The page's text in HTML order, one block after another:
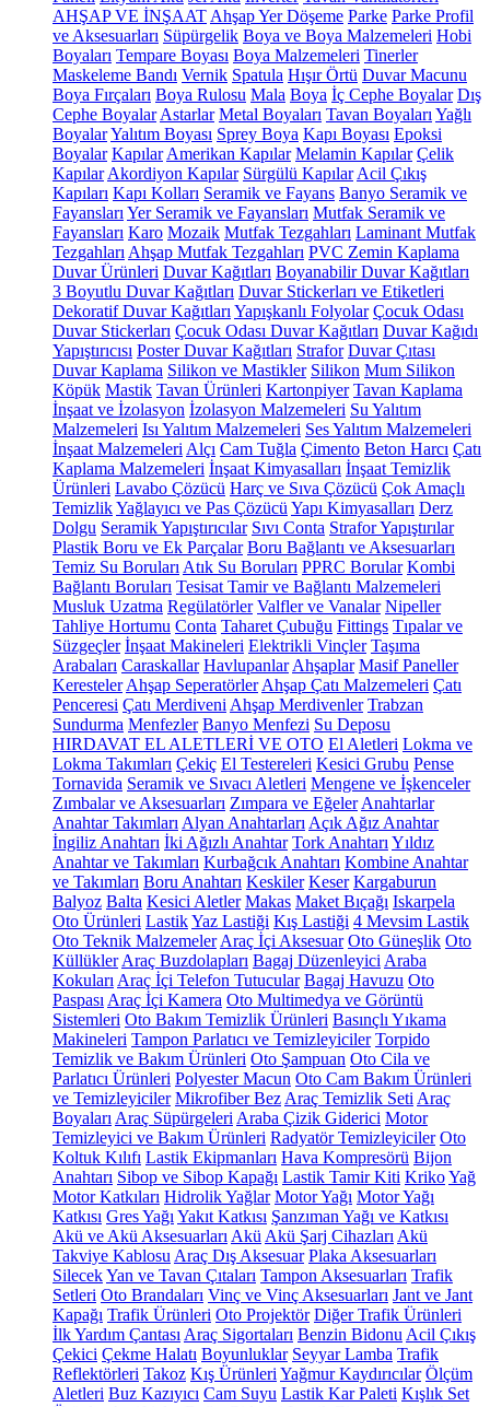
AHŞAP VE İNŞAAT Ahşap Yer Döşeme Parke Parke Profil
ve Aksesuarları Süpürgelik Boya ve Boya Malzemeleri Hobi
Boyaları Tempare Boyası Boya Malzemeleri Tinerler
Maskeleme Bandı Vernik Spatula Hışır Örtü Duvar Macunu
Boya Fırçaları Boya Rulosu Mala Boya İç Cephe Boyalar Dış
Cephe Boyalar Astarlar Metal Boyaları Tavan Boyaları Yağlı
BoyalarYalıtım Boyası Sprey Boya Kapı Boyası Epoksi
Boyalar Kapılar Amerikan Kapılar Melamin Kapılar Çelik
Kapılar Akordiyon Kapılar Sürgülü Kapılar Acil Çıkış
Kapıları Kapı Kolları Seramik ve Fayans Banyo Seramik ve
Fayansları Yer Seramik ve Fayansları Mutfak Seramik ve
Fayansları Karo Mozaik Mutfak Tezgahları Laminant Mutfak
Tezgahları Ahşap Mutfak Tezgahları PVC Zemin Kaplama
Duvar Ürünleri Duvar Kağıtları Boyanabilir Duvar Kağıtları
3 Boyutlu Duvar Kağıtları Duvar Stickerları ve Etiketleri
Dekoratif Duvar Kağıtları Yapışkanlı Folyolar Çocuk Odası
Duvar Stickerları Çocuk Odası Duvar Kağıtları Duvar Kağıdı
Yapıştırıcısı Poster Duvar Kağıtları Strafor Duvar Çıtası
Duvar Kaplama Silikon ve Mastikler Silikon Mum Silikon
Köpük Mastik Tavan Ürünleri Kartonpiyer Tavan Kaplama
İnşaat ve İzolasyon İzolasyon Malzemeleri Su Yalıtım
Malzemeleri Isı Yalıtım Malzemeleri Ses Yalıtım Malzemeleri
İnşaat Malzemeleri Alçı Cam Tuğla Çimento Beton Harcı Çatı
Kaplama Malzemeleri İnşaat Kimyasalları İnşaat Temizlik
Ürünleri Lavabo Çözücü Harç ve Sıva Çözücü Çok Amaçlı
TemizlikYağlayıcı ve Pas Çözücü Yapı Kimyasalları Derz
Dolgu Seramik Yapıştırıcılar Sıvı Conta Strafor Yapıştırılar
Plastik Boru ve Ek Parçalar Boru Bağlantı ve Aksesuarları
Temiz Su Boruları Atık Su Boruları PPRC Borular Kombi
Bağlantı Boruları Tesisat Tamir ve Bağlantı Malzemeleri
Musluk Uzatma Regülatörler Valfler ve Vanalar Nipeller
Tahliye Hortumu Conta Taharet Çubuğu Fittings Tıpalar ve
Süzgeçler İnşaat Makineleri Elektrikli Vinçler Taşıma
Arabaları Caraskallar Havlupanlar Ahşaplar Masif Paneller
Keresteler Ahşap Seperatörler Ahşap Çatı Malzemeleri Çatı
Penceresi Çatı Merdiveni Ahşap Merdivenler Trabzan
Sundurma Menfezler Banyo Menfezi Su Deposu
HIRDAVAT EL ALETLERİ VE OTO El Aletleri Lokma ve
Lokma Takımları Çekiç El Testereleri Kesici Grubu Pense
Tornavida Seramik ve Sıvacı Aletleri Mengene ve İşkenceler
Zımbalar ve Aksesuarları Zımpara ve Eğeler Anahtarlar
Anahtar Takımları Alyan Anahtarları Açık Ağız Anahtar
İngiliz Anahtarı İki Ağızlı Anahtar Tork Anahtarı Yıldız
Anahtar ve Takımları Kurbağcık Anahtarı Kombine Anahtar
ve Takımları Boru Anahtarı Keskiler Keser Kargaburun
Balyoz Balta Kesici Aletler Makas Maket Bıçağı Iskarpela
Oto Ürünleri LastikYaz Lastiği Kış Lastiği 4 Mevsim Lastik
Oto Teknik Malzemeler Araç İçi Aksesuar Oto Güneşlik Oto
Küllükler Araç Buzdolapları Bagaj Düzenleyici Araba
Kokuları Araç İçi Telefon Tutucular Bagaj Havuzu Oto
Paspası Araç İçi Kamera Oto Multimedya ve Görüntü
Sistemleri Oto Bakım Temizlik Ürünleri Basınçlı Yıkama
Makineleri Tampon Parlatıcı ve Temizleyiciler Torpido
Temizlik ve Bakım Ürünleri Oto Şampuan Oto Cila ve
Parlatıcı Ürünleri Polyester Macun Oto Cam Bakım Ürünleri
ve Temizleyiciler Mikrofiber Bez Araç Temizlik Seti Araç
Boyaları Araç Süpürgeleri Araba Çizik Giderici Motor
Temizleyici ve Bakım Ürünleri Radyatör Temizleyiciler Oto
Koltuk Kılıfı Lastik Ekipmanları Hava Kompresörü Bijon
Anahtarı Sibop ve Sibop Kapağı Lastik Tamir Kiti KrikoYağ
Motor Katkıları Hidrolik Yağlar Motor Yağı Motor Yağı
Katkısı Gres Yağı Yakıt Katkısı Şanzıman Yağı ve Katkısı
Akü ve Akü Aksesuarları Akü Akü Şarj Cihazları Akü
Takviye Kablosu Araç Dış Aksesuar Plaka Aksesuarları
SilecekYan ve Tavan Çıtaları Tampon Aksesuarları Trafik
Setleri Oto Brandaları Vinç ve Vinç Aksesuarları Jant ve Jant
Kapağı Trafik Ürünleri Oto Projektör Diğer Trafik Ürünleri
İlk Yardım Çantası Araç Sigortaları Benzin Bidonu Acil Çıkış
Çekici Çekme Halatı Boyunluklar Seyyar Lamba Trafik
Reflektörleri Takoz Kış Ürünleri Yağmur Kaydırıcılar Ölçüm
Aletleri Buz Kazıyıcı Cam Suyu Lastik Kar Paleti Kışlık Set